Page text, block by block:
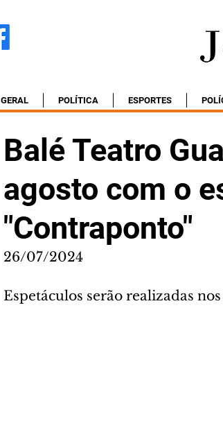
GERAL POLÍTICA ESPORTES
Balé Teatro
agosto com o
"Contraponto"
26/07/2024
Espetáculos serão realizadas nos